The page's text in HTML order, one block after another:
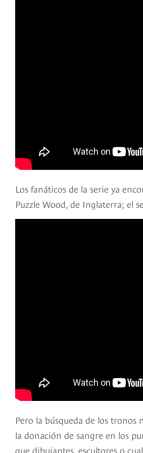
Los fanáticos de la serie ya
Puzzle Wood, de Inglaterra; el
Pero la búsqueda de los
la donación de sangre en los
que dibujantes, escultores o